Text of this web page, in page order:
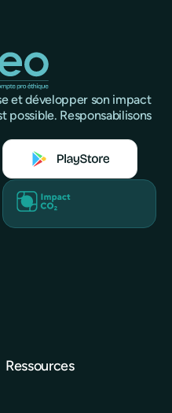
et développer son impact
possible. Responsabilisons
Ressources